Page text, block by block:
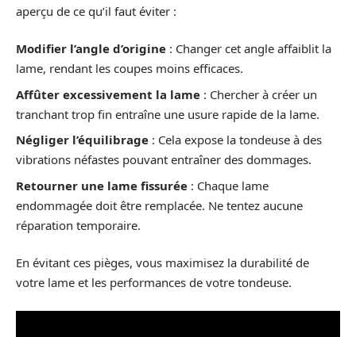
aperçu de ce qu’il faut éviter :
Modifier l’angle d’origine : Changer cet angle affaiblit la
lame, rendant les coupes moins efficaces.
Affûter excessivement la lame : Chercher à créer un
tranchant trop fin entraîne une usure rapide de la lame.
Négliger l’équilibrage : Cela expose la tondeuse à des
vibrations néfastes pouvant entraîner des dommages.
Retourner une lame fissurée : Chaque lame
endommagée doit être remplacée. Ne tentez aucune
réparation temporaire.
En évitant ces pièges, vous maximisez la durabilité de
votre lame et les performances de votre tondeuse.